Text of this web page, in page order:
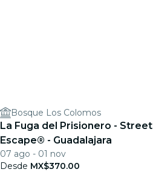
Bosque Los Colomos
La Fuga del Prisionero - Street
Escape® - Guadalajara
07 ago - 01 nov
Desde MX$370.00